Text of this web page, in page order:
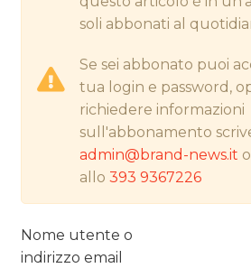
RICERCHE
NORMATIVE
soli abbonati al
Se sei abbonato puoi
tua login e password,
richiedere informazioni
sull'abbonamento
admin@brand-news.it
allo393 9367226
Nome utente o
indirizzo email